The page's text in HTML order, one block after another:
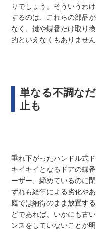
りでしょう。そういうわ
するのは、これらの部品
なく、鍵や蝶番だけ取り
的といえなくもありません
単なる不調な
止も
垂れ下がったハンドル式
キイキイとなるドアの蝶
ーザー、締めているのに
ずれも経年による劣化や
庭では納得のまま放置す
どであれば、いかにも古
ンスをしていないことが